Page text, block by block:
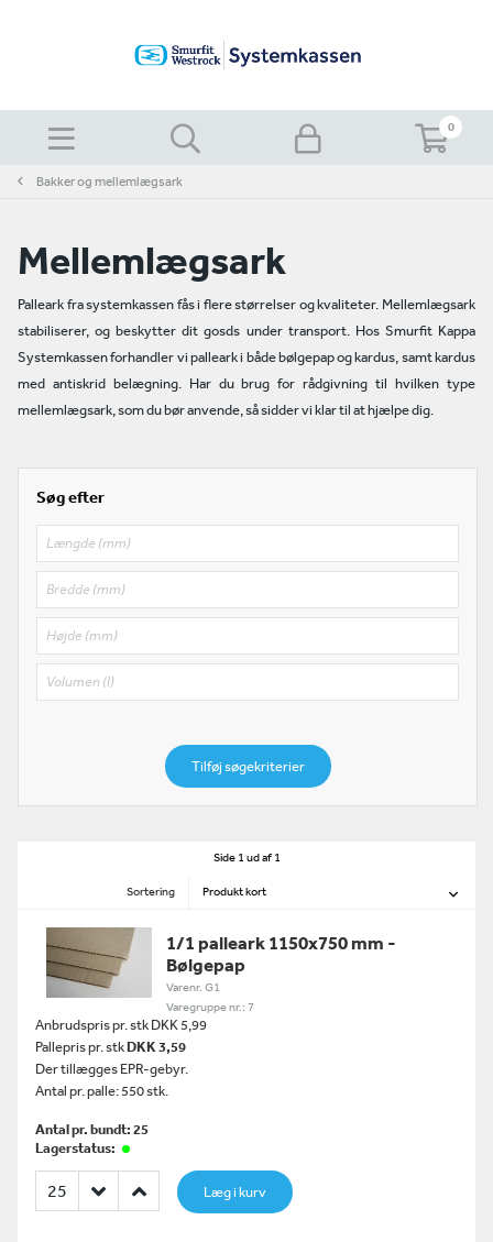
0
Bakker og mellemlægsark
Mellemlægsark
Palleark fra systemkassen fås i flere størrelser og kvaliteter. Mellemlægsark
stabiliserer, og beskytter dit gosds under transport. Hos Smurfit Kappa
Systemkassen forhandler vi palleark i både bølgepap og kardus, samt kardus
med antiskrid belægning. Har du brug for rådgivning til hvilken type
mellemlægsark, som du bør anvende, så sidder vi klar til at hjælpe dig.
Søg efter
Tilføj søgekriterier
Side 1 ud af 1
Sortering
1/1 palleark 1150x750 mm -
Bølgepap
Varenr. G1
Varegruppe nr.: 7
Anbrudspris pr. stk DKK 5,99
Pallepris pr. stkDKK 3,59
Der tillægges EPR-gebyr.
Antal pr. palle: 550 stk.
Antal pr. bundt: 25
Lagerstatus:
Læg i kurv